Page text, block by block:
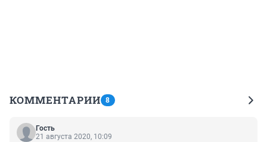
КОММЕНТАРИИ 8
Гость
21 августа 2020, 10:09